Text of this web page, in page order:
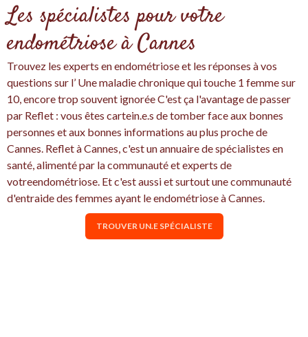
Les spécialistes pour votre
endométriose à Cannes
Trouvez les experts en endométriose et les réponses à vos
questions sur l’ Une maladie chronique qui touche 1 femme sur
10, encore trop souvent ignorée C'est ça l'avantage de passer
par Reflet : vous êtes cartein.e.s de tomber face aux bonnes
personnes et aux bonnes informations au plus proche de
Cannes. Reflet à Cannes, c'est un annuaire de spécialistes en
santé, alimenté par la communauté et experts de
votreendométriose. Et c'est aussi et surtout une communauté
d'entraide des femmes ayant le endométriose à Cannes.
TROUVER UN.E SPÉCIALISTE